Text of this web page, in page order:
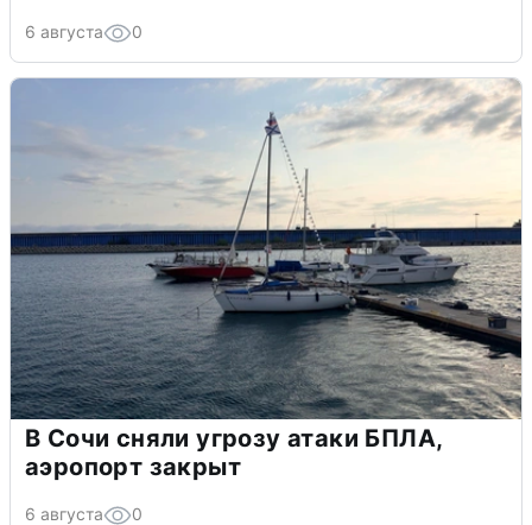
6 августа 0
В Сочи сняли угрозу атаки БПЛА,
аэропорт закрыт
6 августа 0